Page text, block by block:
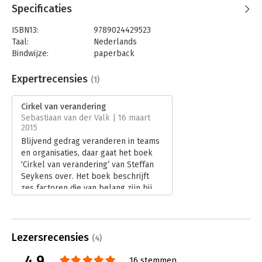
Specificaties
ISBN13:
9789024429523
Taal:
Nederlands
Bindwijze:
paperback
Uitgever:
Boom
Verschijningsdatum:
11-12-2019
Hoofdrubriek: Verandermanagement
Expertrecensies (1)
Cirkel van verandering
Sebastiaan van der Valk | 16 maart
2015
Blijvend gedrag veranderen in teams
en organisaties, daar gaat het boek
‘Cirkel van verandering’ van Steffan
Seykens over. Het boek beschrijft
zes factoren die van belang zijn bij
hoofdstuk stilgestaan bij de ‘Intention
waarin alle zes de factoren
Lezersrecensies (4)